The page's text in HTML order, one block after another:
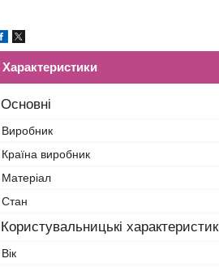
Характеристики
Основні
Виробник
Країна виробник
Матеріал
Стан
Користувальницькі
Вік